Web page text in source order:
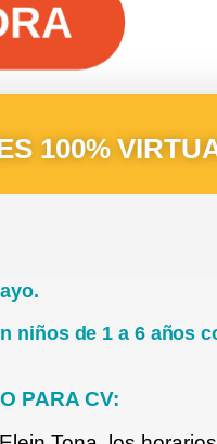
100%
niños de 1 a 6 años
PARA CV: